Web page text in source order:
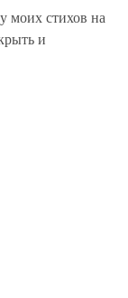
моих стихов на
и